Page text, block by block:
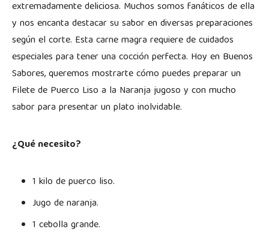
extremadamente deliciosa. Muchos somos fanáticos de ella
y nos encanta destacar su sabor en diversas preparaciones
según el corte. Esta carne magra requiere de cuidados
especiales para tener una cocción perfecta. Hoy en Buenos
Sabores, queremos mostrarte cómo puedes preparar un
Filete de Puerco Liso a la Naranja jugoso y con mucho
sabor para presentar un plato inolvidable.
¿Qué necesito?
1 kilo de puerco liso.
Jugo de naranja.
1 cebolla grande.